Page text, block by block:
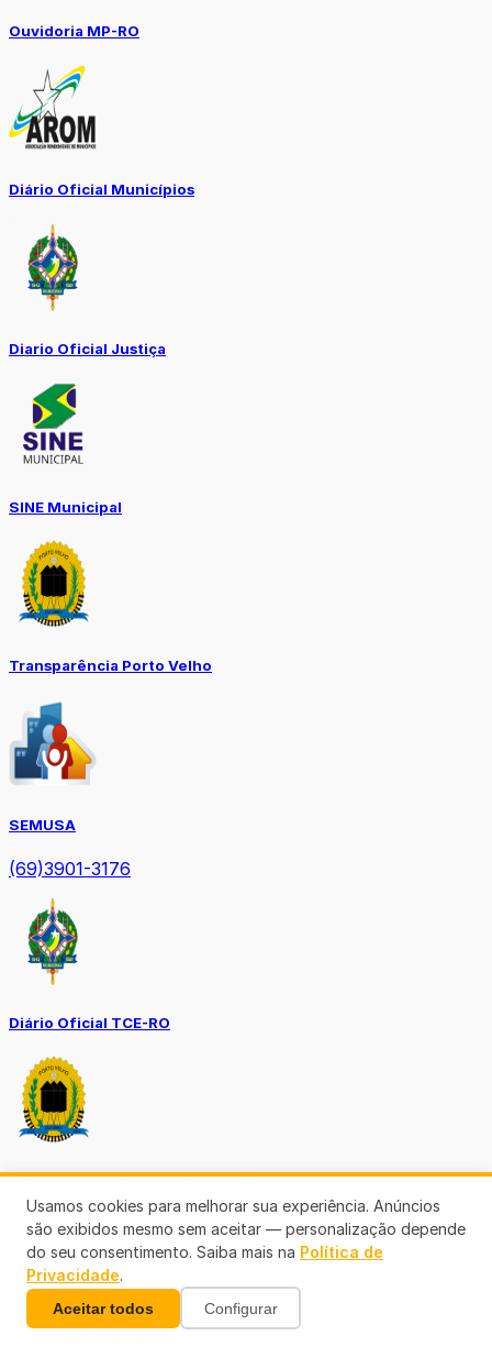
Ouvidoria MP-RO
Diário Oficial Municípios
Diario Oficial Justiça
SINE Municipal
Transparência Porto Velho
SEMUSA
(69)3901-3176
Diário Oficial TCE-RO
Diário Prefeitura de Porto Velho
Usamos cookies para melhorar sua experiência. Anúncios
são exibidos mesmo sem aceitar — personalização depende
do seu consentimento. Saiba mais na Política de
Privacidade.
Aceitar todos Configurar